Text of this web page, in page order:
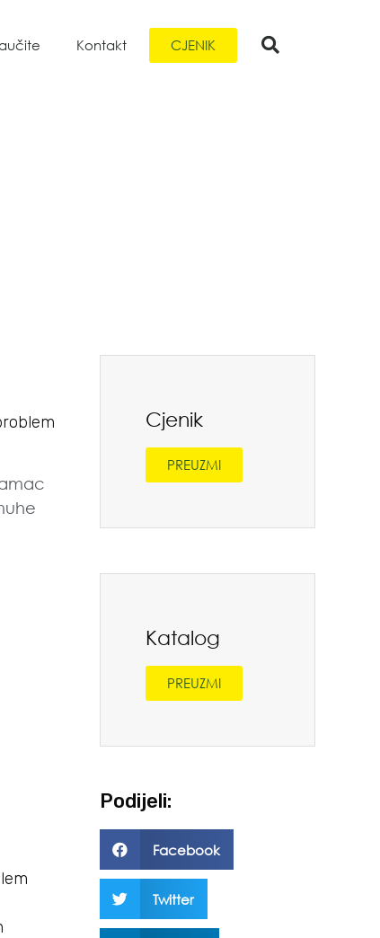
Kontakt CJENIK
Cjenik
PREUZMI
Katalog
PREUZMI
Podijeli:
Facebook
Twitter